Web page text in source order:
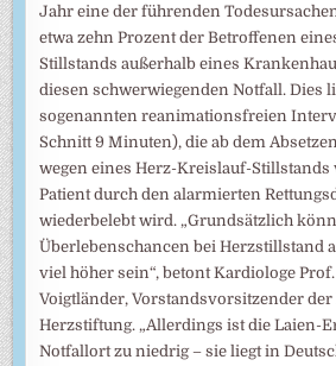
Jahr eine der führenden
etwa zehn Prozent der Betroffenen
Stillstands außerhalb eines
diesen schwerwiegenden Notfall. Dies
sogenannten reanimationsfreien
Schnitt 9 Minuten), die ab dem
wegen eines Herz-Kreislauf-Stillstands
Patient durch den alarmierten
wiederbelebt wird. „Grundsätzlich
Überlebenschancen bei Herzstillstand
viel höher sein“, betont Kardiologe
Voigtländer, Vorstandsvorsitzender der
Herzstiftung. „Allerdings ist die Laien-
Notfallort zu niedrig – sie liegt in